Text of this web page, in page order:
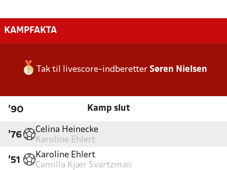
KAMPFAKTA
Tak til livescore-indberetter Søren Nielsen
'90 Kamp slut
'76
Celina Heinecke
Karoline Ehlert
'51
Karoline Ehlert
Camilla Kjær Svartzman